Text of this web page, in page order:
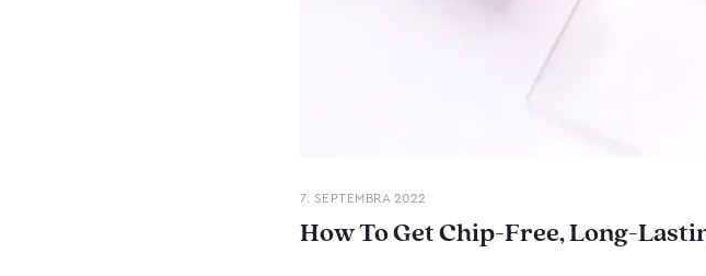
7. SEPTEMBRA 2022
How To Get Chip-Free, Long-